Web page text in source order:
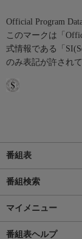
Official Program
このマークは「
式情報である「
のみ表記が許され
番組表
番組検索
マイメニュー
番組表ヘルプ